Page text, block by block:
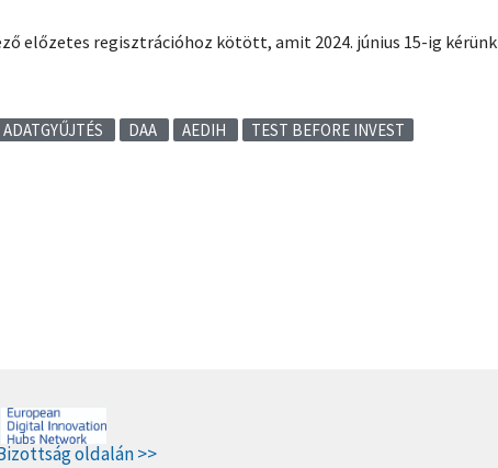
előzetes regisztrációhoz kötött, amit 2024. június 15-ig kérünk
ADATGYŰJTÉS DAA AEDIH TEST BEFORE INVEST
oldalán >>